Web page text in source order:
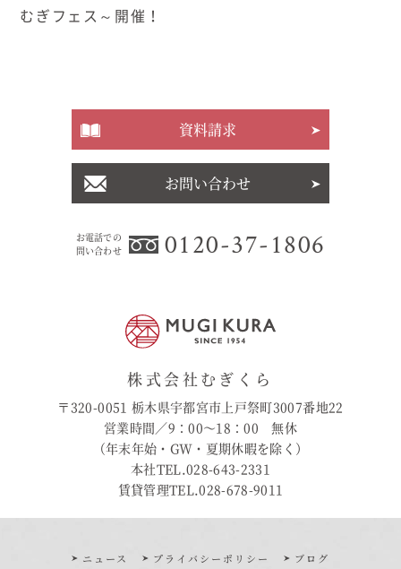
むぎフェス～開催！
お電話での
問い合わせ
0120-37-1806
資料請求
お問い合わせ
株式会社むぎくら
〒320-0051 栃木県宇都宮市上戸祭町3007番地22
営業時間／9：00〜18：00 無休
（年末年始・GW・夏期休暇を除く）
本社TEL.028-643-2331
賃貸管理TEL.028-678-9011
ニュース プライバシーポリシー ブログ